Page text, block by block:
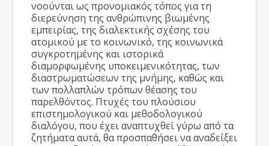
νοούνται ως προνομιακός τόπος για τη
διερεύνηση της ανθρώπινης βιωμένης
εμπειρίας, της διαλεκτικής σχέσης του
ατομικού με το κοινωνικό, της κοινωνικά
συγκροτημένης και ιστορικά
διαμορφωμένης υποκειμενικότητας, των
διαστρωματώσεων της μνήμης, καθώς και
των πολλαπλών τρόπων θέασης του
παρελθόντος. Πτυχές του πλούσιου
επιστημολογικού και μεθοδολογικού
διαλόγου, που έχει αναπτυχθεί γύρω από τα
ζητήματα αυτά, θα προσπαθήσει να αναδείξει